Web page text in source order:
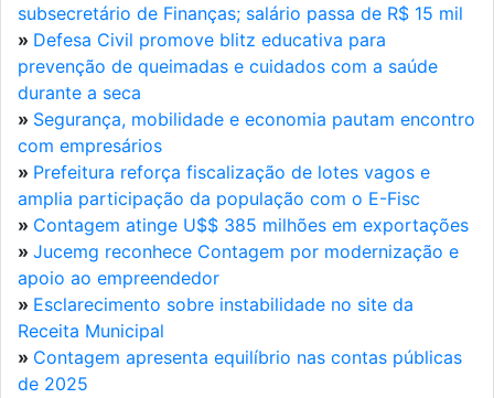
subsecretário de Finanças; salário passa de R$ 15 mil
» Defesa Civil promove blitz educativa para
prevenção de queimadas e cuidados com a saúde
durante a seca
» Segurança, mobilidade e economia pautam encontro
com empresários
» Prefeitura reforça fiscalização de lotes vagos e
amplia participação da população com o E-Fisc
» Contagem atinge U$$ 385 milhões em exportações
» Jucemg reconhece Contagem por modernização e
apoio ao empreendedor
» Esclarecimento sobre instabilidade no site da
Receita Municipal
» Contagem apresenta equilíbrio nas contas públicas
de 2025